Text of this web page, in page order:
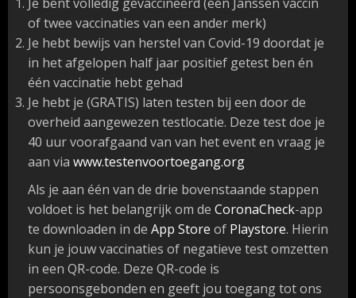
of twee vaccinaties van een ander merk)
Je hebt bewijs van herstel van Covid-19 doordat je
in het afgelopen half jaar positief getest ben én
één vaccinatie hebt gehad
Je hebt je (GRATIS) laten testen bij een door de
overheid aangewezen testlocatie. Deze test doe je
40 uur voorafgaand van van het event en vraag je
aan via www.testenvoortoegang.org
Als je aan één van de drie bovenstaande stappen
voldoet is het belangrijk om de CoronaCheck-app
te downloaden in de App Store of Playstore. Hierin
kun je jouw vaccinaties of negatieve test omzetten
in een QR-code. Deze QR-code is
persoonsgebonden en geeft jou toegang tot ons